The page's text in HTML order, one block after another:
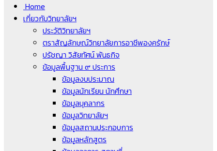
Home
เกี่ยวกับวิทยาลัยฯ
ประวัติวิทยาลัยฯ
ตราสัญลักษณ์วิทยาลัยการอาชีพองครักษ์
ปรัชญา วิสัยทัศน์ พันธกิจ
ข้อมูลพื้นฐาน ๙ ประการ
ข้อมูลงบประมาณ
ข้อมูลนักเรียน นักศึกษา
ข้อมูลบุคลากร
ข้อมูลวิทยาลัยฯ
ข้อมูลสถานประกอบการ
ข้อมูลหลักสูตร